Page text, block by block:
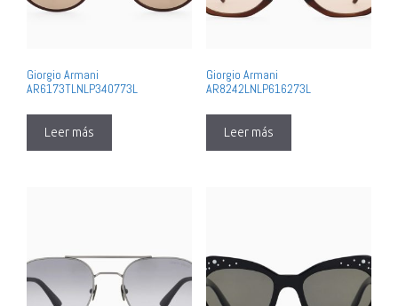
Giorgio Armani
AR6173TLNLP340773L
Leer más
Giorgio Armani
AR8242LNLP616273L
Leer más